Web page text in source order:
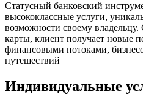
Статусный банковский
высококлассные услуги,
возможности своему владельцу.
карты, клиент получает новые
финансовыми потоками,
путешествий
Индивидуальные